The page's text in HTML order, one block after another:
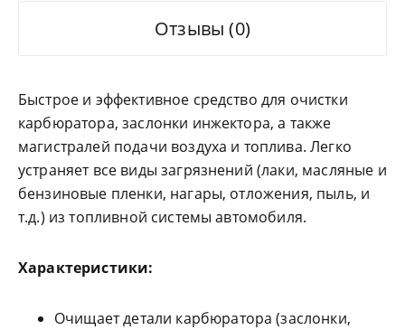
Отзывы (0)
Быстрое и эффективное средство для очистки
карбюратора, заслонки инжектора, а также
магистралей подачи воздуха и топлива. Легко
устраняет все виды загрязнений (лаки, масляные и
бензиновые пленки, нагары, отложения, пыль, и
т.д.) из топливной системы автомобиля.
Характеристики:
Очищает детали карбюратора (заслонки,